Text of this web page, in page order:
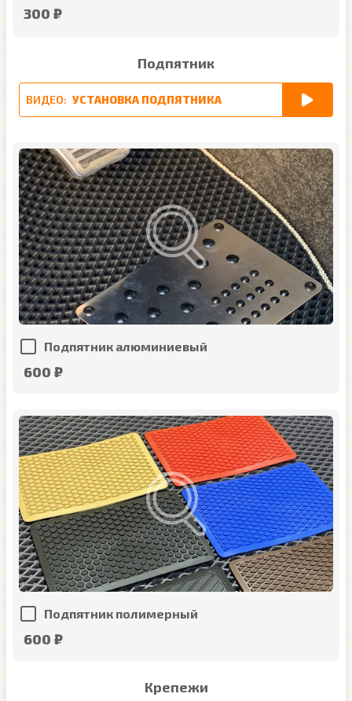
300 ₽
Подпятник
ВИДЕО: УСТАНОВКА ПОДПЯТНИКА
Подпятник алюминиевый
600 ₽
Подпятник полимерный
600 ₽
Крепежи